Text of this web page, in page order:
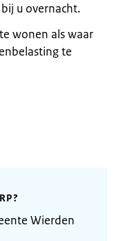
u overnacht.
wonen als waar
te
Wierden